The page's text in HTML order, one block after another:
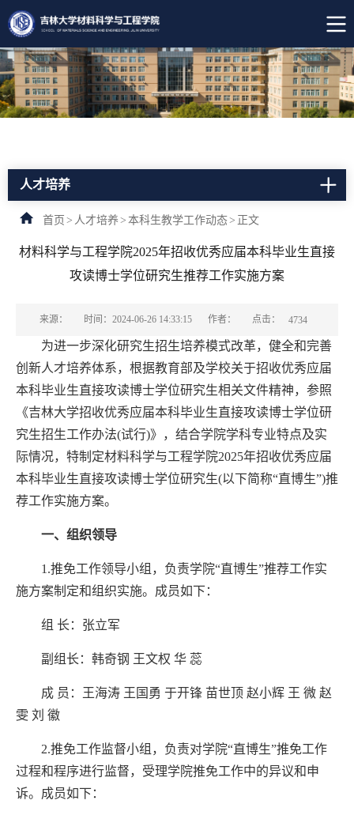
人才培养
首页 > 人才培养 > 本科生教学工作动态> 正文
材料科学与工程学院2025年招收优秀应届本科毕业生直接
攻读博士学位研究生推荐工作实施方案
来源： 时间：2024-06-26 14:33:15 作者： 点击： 4734
为进一步深化研究生招生培养模式改革，健全和完善
创新人才培养体系，根据教育部及学校关于招收优秀应届
本科毕业生直接攻读博士学位研究生相关文件精神，参照
《吉林大学招收优秀应届本科毕业生直接攻读博士学位研
究生招生工作办法(试行)》，结合学院学科专业特点及实
际情况，特制定材料科学与工程学院2025年招收优秀应届
本科毕业生直接攻读博士学位研究生(以下简称“直博生”)推
荐工作实施方案。
一、组织领导
1.推免工作领导小组，负责学院“直博生”推荐工作实
施方案制定和组织实施。成员如下：
组 长：张立军
副组长：韩奇钢 王文权 华 蕊
成 员：王海涛 王国勇 于开锋 苗世顶 赵小辉 王 微 赵
雯 刘 徽
2.推免工作监督小组 ， 负责对学院“直博生”推免工作
过程和程序进行监督，受理学院推免工作中的异议和申
诉。成员如下：